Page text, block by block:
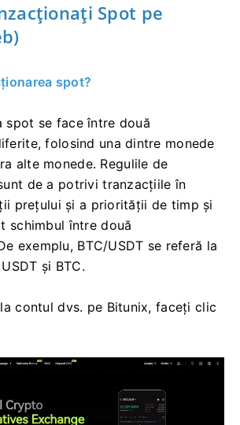
Spot pe
spot?
spot se face între două
folosind una dintre monede
alte monede. Regulile de
de a potrivi tranzacțiile în
prețului și a priorității de timp și
schimbul între două
exemplu, BTC/USDT se referă la
și BTC.
contul dvs. pe Bitunix, faceți clic